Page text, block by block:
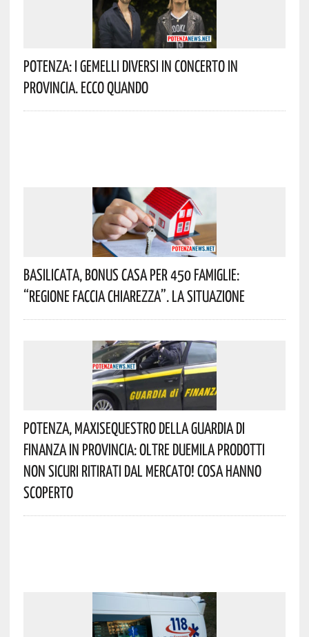
Potenza: I Gemelli DiVersi In Concerto In
Provincia. Ecco Quando
Basilicata, Bonus Casa Per 450 Famiglie:
“Regione Faccia Chiarezza”. La Situazione
Potenza, Maxisequestro Della Guardia Di
Finanza In Provincia: Oltre Duemila Prodotti
Non Sicuri Ritirati Dal Mercato! Cosa Hanno
Scoperto